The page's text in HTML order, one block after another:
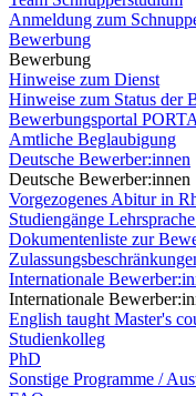
Anmeldung zum
Bewerbung
Bewerbung
Hinweise zum Dienst
Hinweise zum Status der
Bewerbungsportal PORTA
Amtliche Beglaubigung
Deutsche Bewerber:innen
Deutsche Bewerber:innen
Vorgezogenes Abitur in
Studiengänge
Dokumentenliste zur
Internationale
Internationale
English taught Master's
Studienkolleg
PhD
Sonstige Programme /